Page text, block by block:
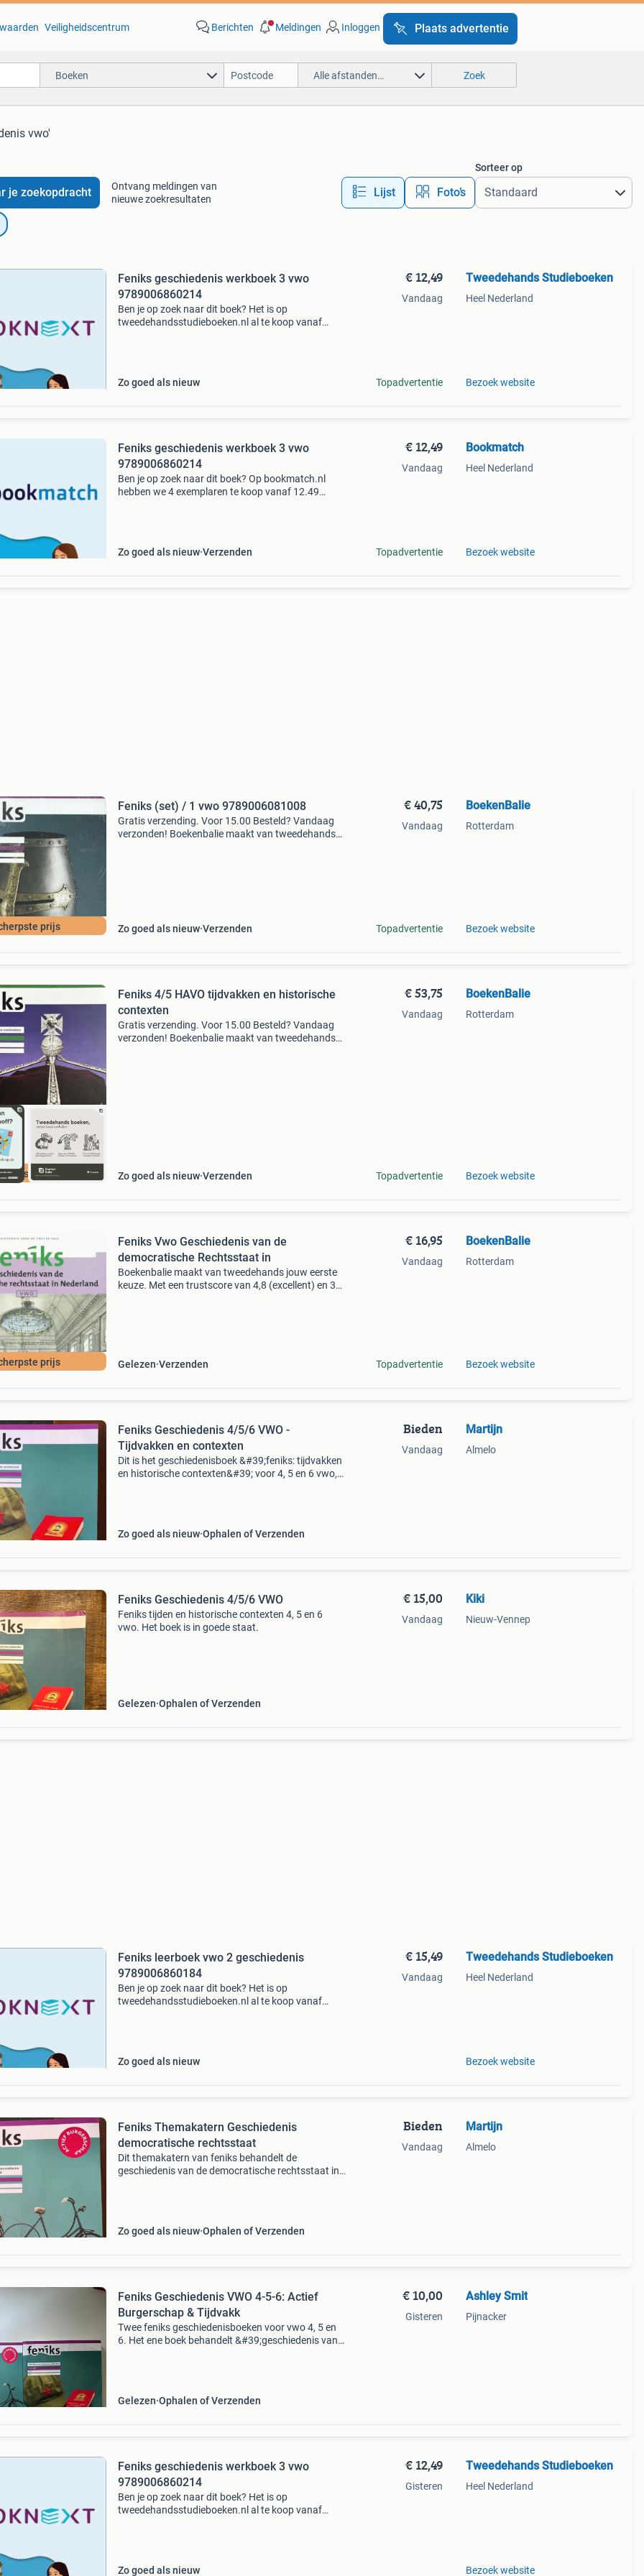
Veiligheidscentrum Berichten Meldingen Inloggen Plaats advertentie
Boeken Alle afstanden… Zoek
vwo'
je zoekopdracht
Ontvang meldingen van
nieuwe zoekresultaten
Lijst Foto’s
Sorteer op
Feniks geschiedenis werkboek 3 vwo
9789006860214
Ben je op zoek naar dit boek? Het is op
tweedehandsstudieboeken.nl al te koop vanaf
Zo goed als nieuw
€ 12,49
Vandaag
Topadvertentie
Tweedehands Studieboeken
Heel Nederland
Bezoek website
Feniks geschiedenis werkboek 3 vwo
9789006860214
Ben je op zoek naar dit boek? Op bookmatch.nl
hebben we 4 exemplaren te koop vanaf 12.49
Zo goed als nieuw Verzenden
€ 12,49
Vandaag
Topadvertentie
Bookmatch
Heel Nederland
Bezoek website
prijs
Feniks (set) / 1 vwo 9789006081008
Gratis verzending. Voor 15.00 Besteld? Vandaag
verzonden! Boekenbalie maakt van tweedehands
Zo goed als nieuw Verzenden
€ 40,75
Vandaag
Topadvertentie
BoekenBalie
Rotterdam
Bezoek website
prijs
Feniks 4/5 HAVO tijdvakken en historische
contexten
Gratis verzending. Voor 15.00 Besteld? Vandaag
verzonden! Boekenbalie maakt van tweedehands
Zo goed als nieuw Verzenden
€ 53,75
Vandaag
Topadvertentie
BoekenBalie
Rotterdam
Bezoek website
prijs
Feniks Vwo Geschiedenis van de
democratische Rechtsstaat in
Boekenbalie maakt van tweedehands jouw eerste
keuze. Met een trustscore van 4,8 (excellent) en 30
Gelezen Verzenden
€ 16,95
Vandaag
Topadvertentie
BoekenBalie
Rotterdam
Bezoek website
Feniks Geschiedenis 4/5/6 VWO -
Tijdvakken en contexten
Dit is het geschiedenisboek &#39;feniks: tijdvakken
en historische contexten&#39; voor 4, 5 en 6 vwo,
Zo goed als nieuw Ophalen of Verzenden
Bieden
Vandaag
Martijn
Almelo
Feniks Geschiedenis 4/5/6 VWO
Feniks tijden en historische contexten 4, 5 en 6
vwo. Het boek is in goede staat.
Gelezen Ophalen of Verzenden
€ 15,00
Vandaag
Kiki
Nieuw-Vennep
Feniks leerboek vwo 2 geschiedenis
9789006860184
Ben je op zoek naar dit boek? Het is op
tweedehandsstudieboeken.nl al te koop vanaf
Zo goed als nieuw
€ 15,49
Vandaag
Tweedehands Studieboeken
Heel Nederland
Bezoek website
Feniks Themakatern Geschiedenis
democratische rechtsstaat
Dit themakatern van feniks behandelt de
geschiedenis van de democratische rechtsstaat in
Zo goed als nieuw Ophalen of Verzenden
Bieden
Vandaag
Martijn
Almelo
Feniks Geschiedenis VWO 4-5-6: Actief
Burgerschap & Tijdvakk
Twee feniks geschiedenisboeken voor vwo 4, 5 en
6. Het ene boek behandelt &#39;geschiedenis van
Gelezen Ophalen of Verzenden
€ 10,00
Gisteren
Ashley Smit
Pijnacker
Feniks geschiedenis werkboek 3 vwo
9789006860214
Ben je op zoek naar dit boek? Het is op
tweedehandsstudieboeken.nl al te koop vanaf
Zo goed als nieuw
€ 12,49
Gisteren
Tweedehands Studieboeken
Heel Nederland
Bezoek website